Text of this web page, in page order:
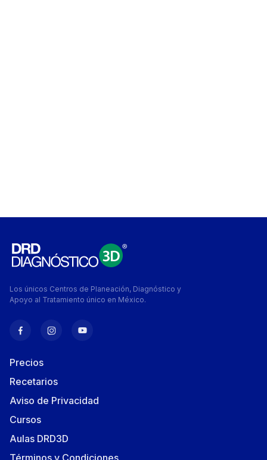
Los únicos Centros de Planeación, Diagnóstico y
Apoyo al Tratamiento único en México.
Precios
Recetarios
Aviso de Privacidad
Cursos
Aulas DRD3D